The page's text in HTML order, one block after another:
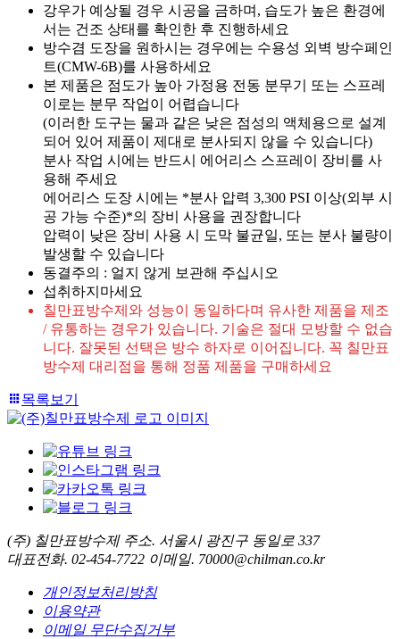
강우가 예상될 경우 시공을 금하며, 습도가 높은 환경에
서는 건조 상태를 확인한 후 진행하세요
방수겸 도장을 원하시는 경우에는 수용성 외벽 방수페인
트(CMW-6B)를 사용하세요
본 제품은 점도가 높아 가정용 전동 분무기 또는 스프레
이로는 분무 작업이 어렵습니다
(이러한 도구는 물과 같은 낮은 점성의 액체용으로 설계
되어 있어 제품이 제대로 분사되지 않을 수 있습니다)
분사 작업 시에는 반드시 에어리스 스프레이 장비를 사
용해 주세요
에어리스 도장 시에는 *분사 압력 3,300 PSI 이상(외부 시
공 가능 수준)*의 장비 사용을 권장합니다
압력이 낮은 장비 사용 시 도막 불균일, 또는 분사 불량이
발생할 수 있습니다
동결주의 : 얼지 않게 보관해 주십시오
섭취하지마세요
칠만표방수제와 성능이 동일하다며 유사한 제품을 제조
/ 유통하는 경우가 있습니다. 기술은 절대 모방할 수 없습
니다. 잘못된 선택은 방수 하자로 이어집니다. 꼭 칠만표
방수제 대리점을 통해 정품 제품을 구매하세요
목록보기
(주) 칠만표방수제 주소. 서울시 광진구 동일로 337
대표전화. 02-454-7722 이메일. 70000@chilman.co.kr
개인정보처리방침
이용약관
이메일 무단수집거부